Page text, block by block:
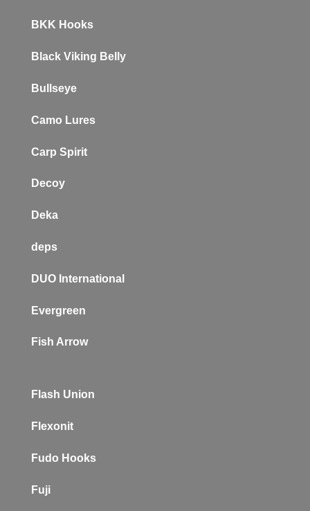
BKK Hooks
Black Viking Belly
Bullseye
Camo Lures
Carp Spirit
Decoy
Deka
deps
DUO International
Evergreen
Fish Arrow
Flash Union
Flexonit
Fudo Hooks
Fuji